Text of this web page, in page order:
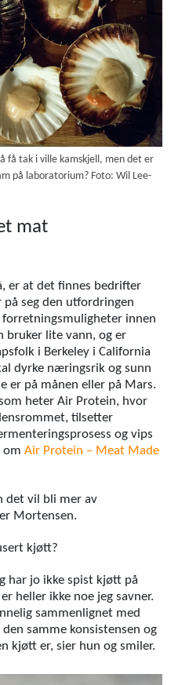
få tak i ville kamskjell, men det er
på laboratorium? Foto: Wil Lee-
mat
er at det finnes bedrifter
seg den utfordringen
forretningsmuligheter innen
bruker lite vann, og er
i Berkeley i California
dyrke næringsrik og sunn
er på månen eller på Mars.
heter Air Protein, hvor
tilsetter
og vips
omAir Protein – Meat Made
det vil bli mer av
Mortensen.
kjøtt?
har jo ikke spist kjøtt på
heller ikke noe jeg savner.
sammenlignet med
samme konsistensen og
kjøtt er, sier hun og smiler.